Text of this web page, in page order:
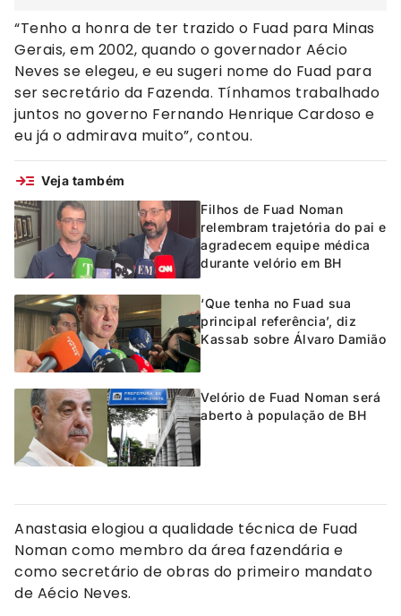
“Tenho a honra de ter trazido o Fuad para Minas
Gerais, em 2002, quando o governador Aécio
Neves se elegeu, e eu sugeri nome do Fuad para
ser secretário da Fazenda. Tínhamos trabalhado
juntos no governo Fernando Henrique Cardoso e
eu já o admirava muito”, contou.
Veja também
Filhos de Fuad Noman
relembram trajetória do pai e
agradecem equipe médica
durante velório em BH
‘Que tenha no Fuad sua
principal referência’, diz
Kassab sobre Álvaro Damião
Velório de Fuad Noman será
aberto à população de BH
Anastasia elogiou a qualidade técnica de Fuad
Noman como membro da área fazendária e
como secretário de obras do primeiro mandato
de Aécio Neves.